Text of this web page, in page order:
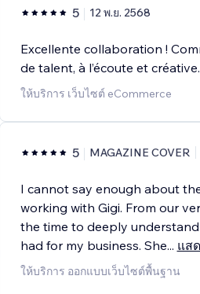
5 12 พ.ย. 2568
Excellente collaboration !
de talent, à l’écoute et
ให้บริการ เว็บไซต์ eCommerce
5 MAGAZINE COVER
I cannot say enough about
working with Gigi. From our
the time to deeply
had for my business. She... แส
ให้บริการ ออกแบบเว็บไซต์พื้นฐาน